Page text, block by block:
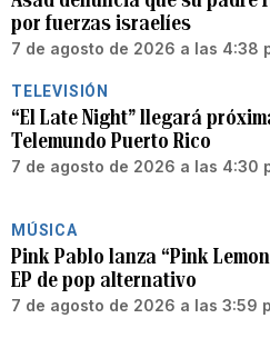
por fuerzas israelíes
7 de agosto de 2026 a las 4:38
TELEVISIÓN
“El Late Night” llegará
Telemundo Puerto Rico
7 de agosto de 2026 a las 4:30
MÚSICA
Pink Pablo lanza “Pink
EP de pop alternativo
7 de agosto de 2026 a las 3:59